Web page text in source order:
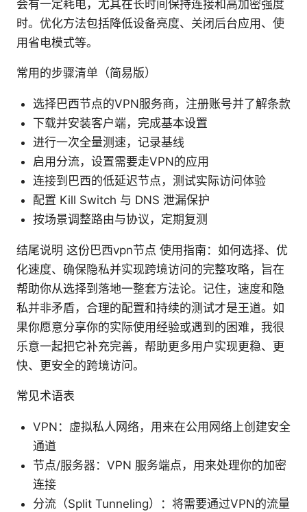
会有一定耗电，尤其在长时间保持连接和高加密强度
时。优化方法包括降低设备亮度、关闭后台应用、使
用省电模式等。
常用的步骤清单（简易版）
选择巴西节点的VPN服务商，注册账号并了解条款
下载并安装客户端，完成基本设置
进行一次全量测速，记录基线
启用分流，设置需要走VPN的应用
连接到巴西的低延迟节点，测试实际访问体验
配置 Kill Switch 与 DNS 泄漏保护
按场景调整路由与协议，定期复测
结尾说明 这份巴西vpn节点 使用指南：如何选择、优
化速度、确保隐私并实现跨境访问的完整攻略，旨在
帮助你从选择到落地一整套方法论。记住，速度和隐
私并非矛盾，合理的配置和持续的测试才是王道。如
果你愿意分享你的实际使用经验或遇到的困难，我很
乐意一起把它补充完善，帮助更多用户实现更稳、更
快、更安全的跨境访问。
常见术语表
VPN：虚拟私人网络，用来在公用网络上创建安全
通道
节点/服务器：VPN 服务端点，用来处理你的加密
连接
分流（Split Tunneling）：将需要通过VPN的流量